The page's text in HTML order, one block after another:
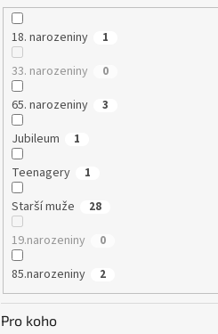
18. narozeniny 1
33. narozeniny 0
65. narozeniny 3
Jubileum 1
Teenagery 1
Starší muže 28
19.narozeniny 0
85.narozeniny 2
Pro koho